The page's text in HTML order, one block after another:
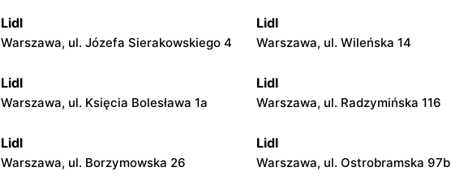
Lidl
Warszawa, ul. Józefa Sierakowskiego 4
Lidl
Warszawa, ul. Wileńska 14
Lidl
Warszawa, ul. Księcia Bolesława 1a
Lidl
Warszawa, ul. Radzymińska 116
Lidl
Warszawa, ul. Borzymowska 26
Lidl
Warszawa, ul. Ostrobramska 97b